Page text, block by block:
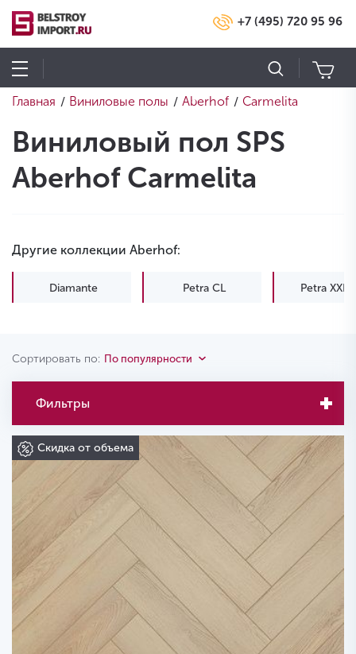
+7 (495) 720 95 96
Главная / Виниловые полы / Aberhof / Carmelita
Виниловый пол SPS
Aberhof Carmelita
Другие коллекции Aberhof:
Diamante Petra CL Petra XXL
Сортировать по: По популярности
Фильтры
Скидка от объема